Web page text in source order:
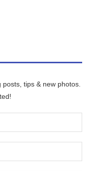
tips & new photos.